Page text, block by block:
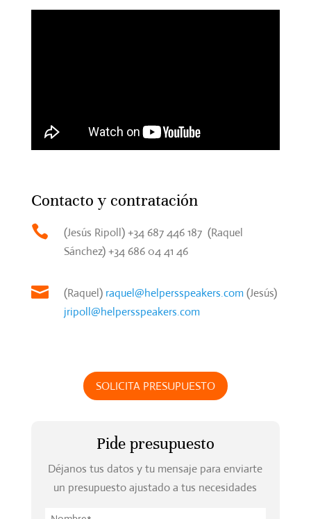
Contacto y contratación

(Jesús Ripoll) +34 687 446 187 (Raquel
Sánchez) +34 686 04 41 46
 (Raquel) raquel@helpersspeakers.com(Jesús)
jripoll@helpersspeakers.com
SOLICITA PRESUPUESTO
Pide presupuesto
Déjanos tus datos y tu mensaje para enviarte
un presupuesto ajustado a tus necesidades